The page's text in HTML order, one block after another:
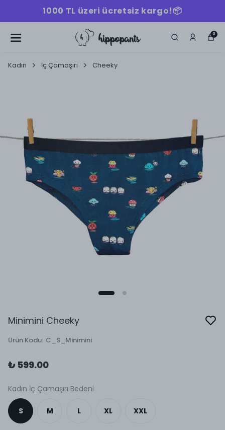
1000 TL üzeri ücretsiz kargo!📦
0
Kadın İç Çamaşırı Cheeky
Minimini Cheeky
Ürün Kodu: C_S_Minimini
₺ 599.00
Kadın İç Çamaşırı Bedeni
S M L XL XXL